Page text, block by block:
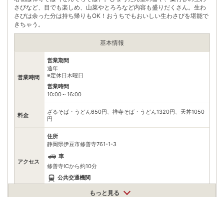
さびなど、目でも楽しめ、山菜やとろろなど内容も盛りだくさん。生わ
さびは余った分は持ち帰りもOK！おうちでもおいしい生わさびを堪能で
きちゃう。
基本情報
営業時間
営業期間
通年
※定休日木曜日
営業時間
10:00～16:00
料金
ざるそば・うどん650円、禅寺そば・うどん1320円、天丼1050
円
アクセス
住所
静岡県伊豆市修善寺761-1-3
車
修善寺ICから約10分
公共交通機関
もっと見る